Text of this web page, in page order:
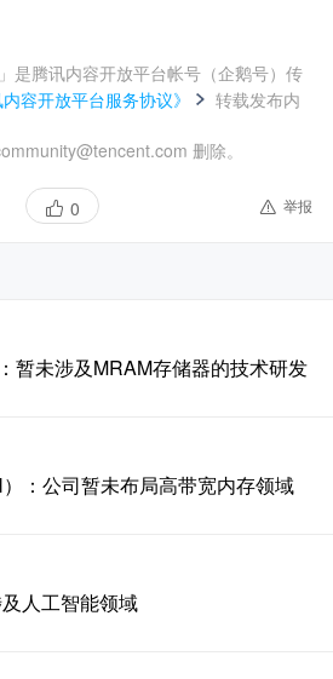
是腾讯内容开放平台帐号（企鹅号）传
内容开放平台服务协议》
转载发布内
删除。
0 举报
暂未涉及MRAM存储器的技术研发
：公司暂未布局高带宽内存领域
人工智能领域